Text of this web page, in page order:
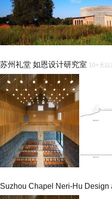
苏州礼堂 如恩设计研究室 10+天以
Suzhou Chapel Neri-Hu Design